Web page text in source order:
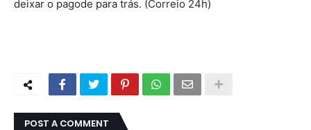
deixar o pagode para trás. (Correio 24h)
POST A COMMENT